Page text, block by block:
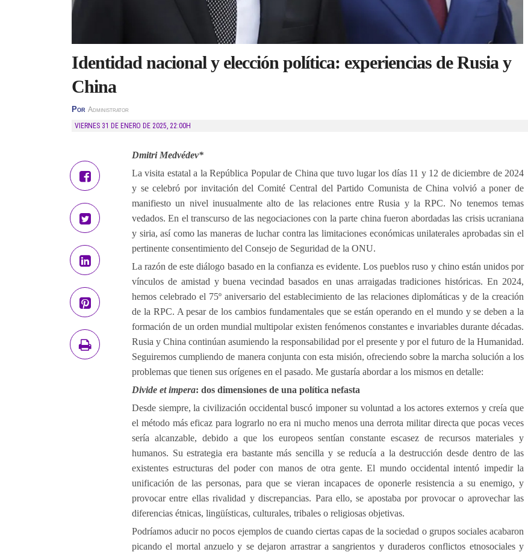
Identidad nacional y elección política: experiencias de Rusia y
China
Por Administrator
VIERNES 31 DE ENERO DE 2025, 22:00H
Dmitri Medvédev*
La visita estatal a la República Popular de China que tuvo lugar los días 11 y 12 de diciembre de 2024
y se celebró por invitación del Comité Central del Partido Comunista de China volvió a poner de
manifiesto un nivel inusualmente alto de las relaciones entre Rusia y la RPC. No tenemos temas
vedados. En el transcurso de las negociaciones con la parte china fueron abordadas las crisis ucraniana
y siria, así como las maneras de luchar contra las limitaciones económicas unilaterales aprobadas sin el
pertinente consentimiento del Consejo de Seguridad de la ONU.
La razón de este diálogo basado en la confianza es evidente. Los pueblos ruso y chino están unidos por
vínculos de amistad y buena vecindad basados en unas arraigadas tradiciones históricas. En 2024,
hemos celebrado el 75º aniversario del establecimiento de las relaciones diplomáticas y de la creación
de la RPC. A pesar de los cambios fundamentales que se están operando en el mundo y se deben a la
formación de un orden mundial multipolar existen fenómenos constantes e invariables durante décadas.
Rusia y China continúan asumiendo la responsabilidad por el presente y por el futuro de la Humanidad.
Seguiremos cumpliendo de manera conjunta con esta misión, ofreciendo sobre la marcha solución a los
problemas que tienen sus orígenes en el pasado. Me gustaría abordar a los mismos en detalle:
Divide et impera: dos dimensiones de una política nefasta
Desde siempre, la civilización occidental buscó imponer su voluntad a los actores externos y creía que
el método más eficaz para lograrlo no era ni mucho menos una derrota militar directa que pocas veces
sería alcanzable, debido a que los europeos sentían constante escasez de recursos materiales y
humanos. Su estrategia era bastante más sencilla y se reducía a la destrucción desde dentro de las
existentes estructuras del poder con manos de otra gente. El mundo occidental intentó impedir la
unificación de las personas, para que se vieran incapaces de oponerle resistencia a su enemigo, y
provocar entre ellas rivalidad y discrepancias. Para ello, se apostaba por provocar o aprovechar las
diferencias étnicas, lingüísticas, culturales, tribales o religiosas objetivas.
Podríamos aducir no pocos ejemplos de cuando ciertas capas de la sociedad o grupos sociales acabaron
picando el mortal anzuelo y se dejaron arrastrar a sangrientos y duraderos conflictos etnosociales y